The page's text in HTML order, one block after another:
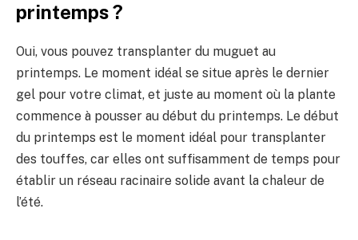
printemps ?
Oui, vous pouvez transplanter du muguet au
printemps. Le moment idéal se situe après le dernier
gel pour votre climat, et juste au moment où la plante
commence à pousser au début du printemps. Le début
du printemps est le moment idéal pour transplanter
des touffes, car elles ont suffisamment de temps pour
établir un réseau racinaire solide avant la chaleur de
l’été.